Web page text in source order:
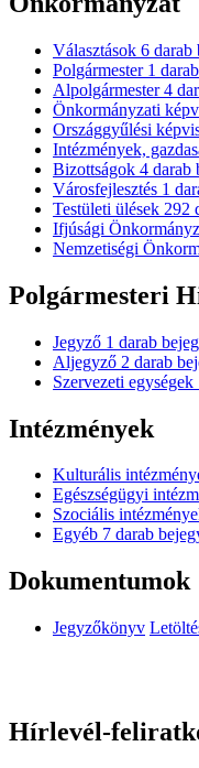
Választások 6 darab
Polgármester 1
Alpolgármester4
Önkormányzati
Országgyűlési
Intézmények,
Bizottságok 4 darab
Városfejlesztés 1
Testületi ülések 292
Ifjúsági
Nemzetiségi
Polgármesteri
Jegyző 1 darab
Aljegyző 2 darab
Szervezeti egységek
Intézmények
Kulturális
Egészségügyi
Szociális
Egyéb 7 darab
Dokumentumok
Jegyzőkönyv
Hírlevél-